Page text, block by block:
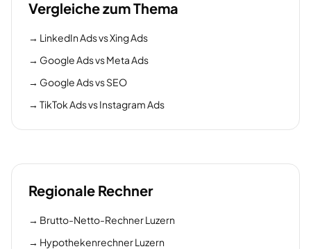
Vergleiche zum Thema
→ LinkedIn Ads vs Xing Ads
→ Google Ads vs Meta Ads
→ Google Ads vs SEO
→ TikTok Ads vs Instagram Ads
Regionale Rechner
→ Brutto-Netto-Rechner Luzern
→ Hypothekenrechner Luzern